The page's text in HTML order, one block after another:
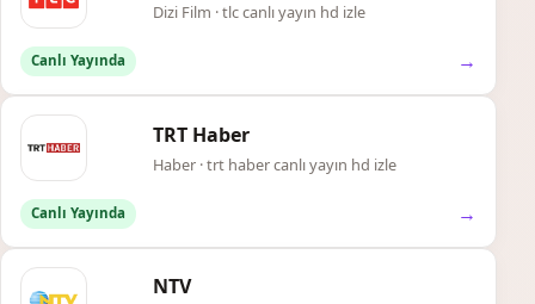
Dizi Film · tlc canlı yayın hd izle
Canlı Yayında →
TRT Haber
Haber · trt haber canlı yayın hd izle
Canlı Yayında →
NTV